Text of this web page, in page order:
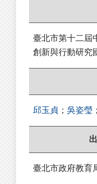
臺北市第十二屆
創新與行動研究
邱玉貞 ； 吳姿瑩 ；
臺北市政府教育